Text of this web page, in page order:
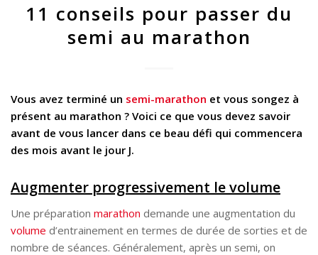
11 conseils pour passer du
semi au marathon
Vous avez terminé un semi-marathon et vous songez à
présent au marathon ? Voici ce que vous devez savoir
avant de vous lancer dans ce beau défi qui commencera
des mois avant le jour J.
Augmenter progressivement le volume
Une préparation marathon demande une augmentation du
volume d’entrainement en termes de durée de sorties et de
nombre de séances. Généralement, après un semi, on